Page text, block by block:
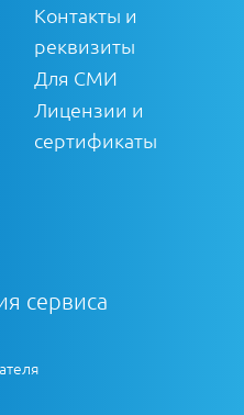
Контакты и
реквизиты
Для СМИ
Лицензии и
сертификаты
сервиса